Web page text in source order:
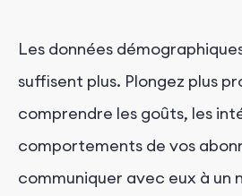
Les données
suffisent plus. Plongez plus
comprendre les goûts, les
comportements de vos
communiquer avec eux à un